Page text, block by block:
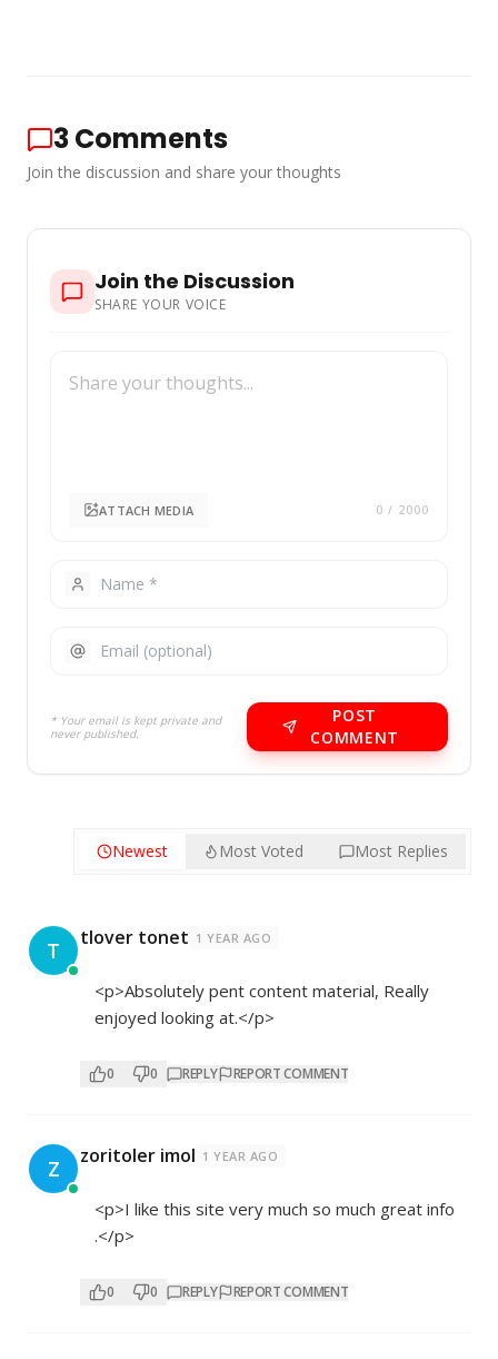
3Comments
Join the discussion and share your thoughts
Join the Discussion
SHARE YOUR VOICE
ATTACH MEDIA 0 / 2000
* Your email is kept private and
never published.
POST
COMMENT
Newest Most Voted Most Replies
T tlover tonet 1 YEAR AGO
<p>Absolutely pent content material, Really
enjoyed looking at.</p>
0 0 REPLY REPORT COMMENT
Z zoritoler imol 1 YEAR AGO
<p>I like this site very much so much great info
.</p>
0 0 REPLY REPORT COMMENT